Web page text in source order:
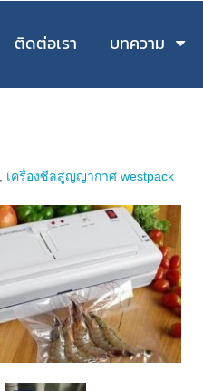
ติดต่อเรา บทความ
เครื่องซีลสูญญากาศ westpack